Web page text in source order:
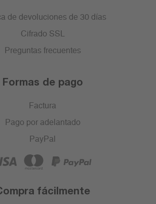
de devoluciones de 30 días
Cifrado SSL
Preguntas frecuentes
Formas de pago
Factura
Pago por adelantado
PayPal
fácilmente